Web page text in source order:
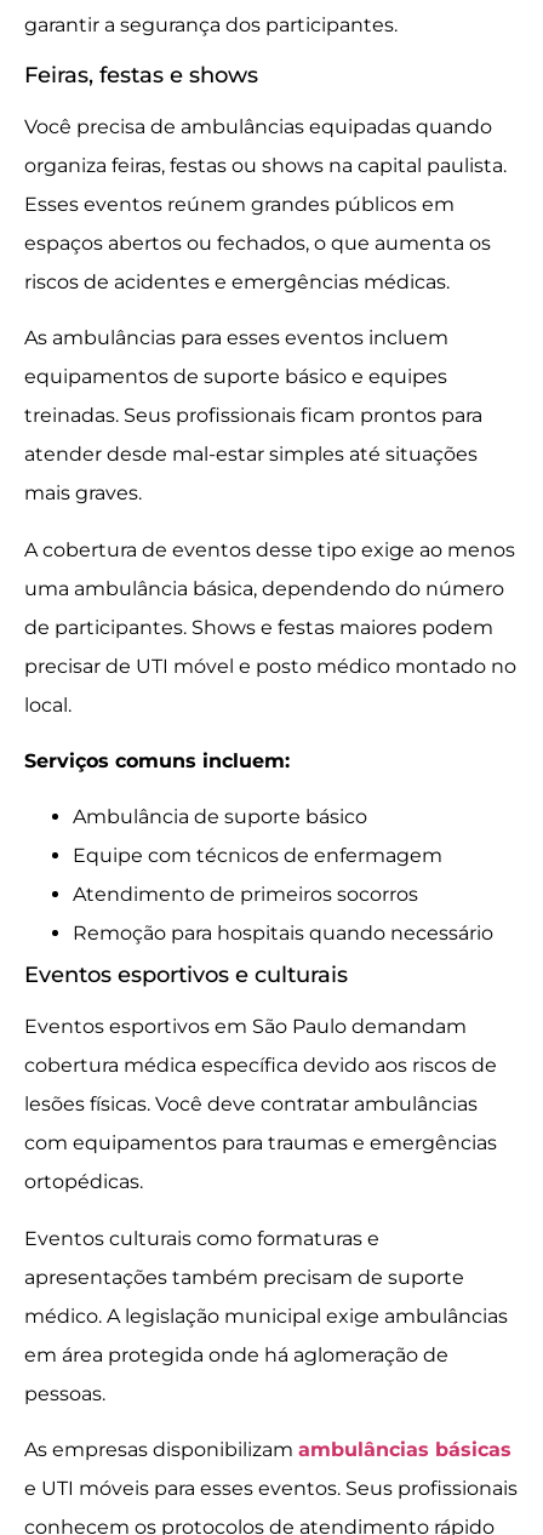
garantir a segurança dos participantes.
Feiras, festas e shows
Você precisa de ambulâncias equipadas quando
organiza feiras, festas ou shows na capital paulista.
Esses eventos reúnem grandes públicos em
espaços abertos ou fechados, o que aumenta os
riscos de acidentes e emergências médicas.
As ambulâncias para esses eventos incluem
equipamentos de suporte básico e equipes
treinadas. Seus profissionais ficam prontos para
atender desde mal-estar simples até situações
mais graves.
A cobertura de eventos desse tipo exige ao menos
uma ambulância básica, dependendo do número
de participantes. Shows e festas maiores podem
precisar de UTI móvel e posto médico montado no
local.
Serviços comuns incluem:
Ambulância de suporte básico
Equipe com técnicos de enfermagem
Atendimento de primeiros socorros
Remoção para hospitais quando necessário
Eventos esportivos e culturais
Eventos esportivos em São Paulo demandam
cobertura médica específica devido aos riscos de
lesões físicas. Você deve contratar ambulâncias
com equipamentos para traumas e emergências
ortopédicas.
Eventos culturais como formaturas e
apresentações também precisam de suporte
médico. A legislação municipal exige ambulâncias
em área protegida onde há aglomeração de
pessoas.
As empresas disponibilizam ambulâncias básicas
e UTI móveis para esses eventos. Seus profissionais
conhecem os protocolos de atendimento rápido